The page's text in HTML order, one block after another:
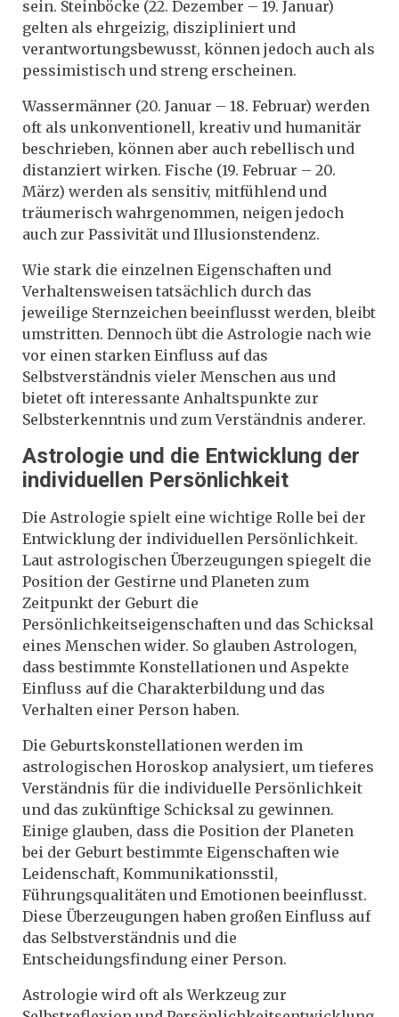
sein. Steinböcke (22. Dezember – 19. Januar)
gelten als ehrgeizig, diszipliniert und
verantwortungsbewusst, können jedoch auch als
pessimistisch und streng erscheinen.
Wassermänner (20. Januar – 18. Februar) werden
oft als unkonventionell, kreativ und humanitär
beschrieben, können aber auch rebellisch und
distanziert wirken. Fische (19. Februar – 20.
März) werden als sensitiv, mitfühlend und
träumerisch wahrgenommen, neigen jedoch
auch zur Passivität und Illusionstendenz.
Wie stark die einzelnen Eigenschaften und
Verhaltensweisen tatsächlich durch das
jeweilige Sternzeichen beeinflusst werden, bleibt
umstritten. Dennoch übt die Astrologie nach wie
vor einen starken Einfluss auf das
Selbstverständnis vieler Menschen aus und
bietet oft interessante Anhaltspunkte zur
Selbsterkenntnis und zum Verständnis anderer.
Astrologie und die Entwicklung der
individuellen Persönlichkeit
Die Astrologie spielt eine wichtige Rolle bei der
Entwicklung der individuellen Persönlichkeit.
Laut astrologischen Überzeugungen spiegelt die
Position der Gestirne und Planeten zum
Zeitpunkt der Geburt die
Persönlichkeitseigenschaften und das Schicksal
eines Menschen wider. So glauben Astrologen,
dass bestimmte Konstellationen und Aspekte
Einfluss auf die Charakterbildung und das
Verhalten einer Person haben.
Die Geburtskonstellationen werden im
astrologischen Horoskop analysiert, um tieferes
Verständnis für die individuelle Persönlichkeit
und das zukünftige Schicksal zu gewinnen.
Einige glauben, dass die Position der Planeten
bei der Geburt bestimmte Eigenschaften wie
Leidenschaft, Kommunikationsstil,
Führungsqualitäten und Emotionen beeinflusst.
Diese Überzeugungen haben großen Einfluss auf
das Selbstverständnis und die
Entscheidungsfindung einer Person.
Astrologie wird oft als Werkzeug zur